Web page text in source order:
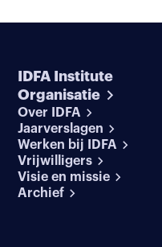
IDFA Institute
Organisatie
Over IDFA
Jaarverslagen
Werken bij IDFA
Vrijwilligers
Visie en missie
Archief